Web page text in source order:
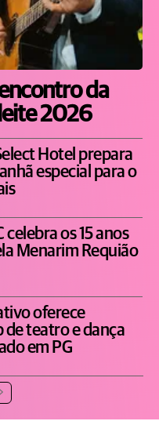
da
2026
Hotel prepara
especial para o
celebra os 15 anos
Menarim Requião
oferece
teatro e dança
em PG